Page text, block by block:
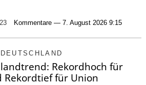
23 Kommentare — 7. August 2026 9:15
DEUTSCHLAND
Rekordhoch für
Rekordtief für Union